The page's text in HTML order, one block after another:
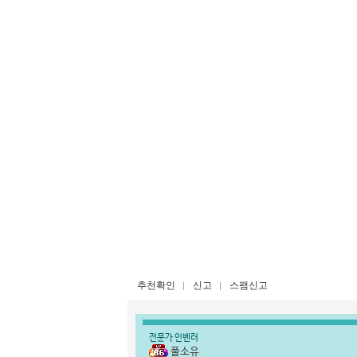
추천확인 신고 스팸신고
전문가 인벤러
풀소유